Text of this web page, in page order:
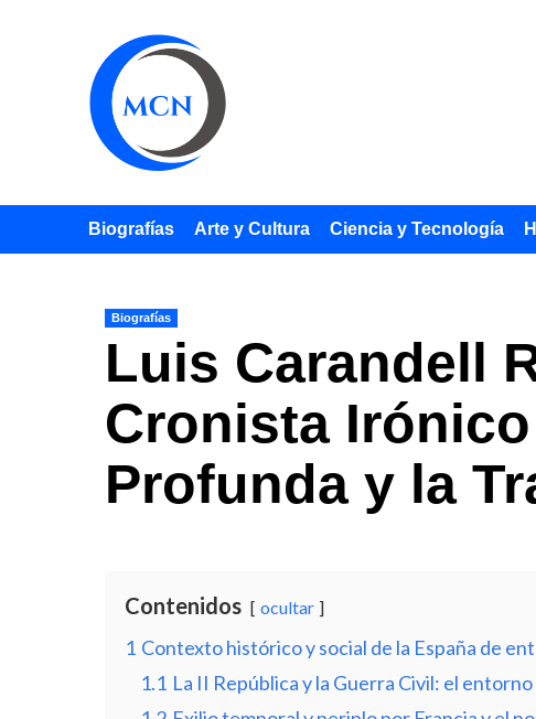
Biografías Arte y Cultura Ciencia y Tecnología
Biografías
Luis Carandell
Cronista
Profunda y la
Contenidos ocultar
1 Contexto histórico y social de la España de
1.1 La II República y la Guerra Civil: el